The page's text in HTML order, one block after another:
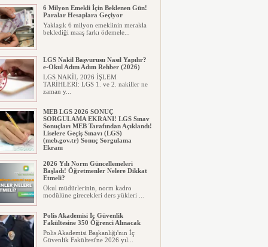
6 Milyon Emekli İçin Beklenen Gün!
Paralar Hesaplara Geçiyor
Yaklaşık 6 milyon emeklinin merakla
beklediği maaş farkı ödemele...
LGS Nakil Başvurusu Nasıl Yapılır?
e-Okul Adım Adım Rehber (2026)
LGS NAKİL 2026 İŞLEM
TARİHLERİ: LGS 1. ve 2. nakiller ne
zaman y...
MEB LGS 2026 SONUÇ
SORGULAMA EKRANI! LGS Sınav
Sonuçları MEB Tarafından Açıklandı!
Liselere Geçiş Sınavı (LGS)
(meb.gov.tr) Sonuç Sorgulama
Ekranı
Milyonlarca öğrenci için ...
2026 Yılı Norm Güncellemeleri
Başladı! Öğretmenler Nelere Dikkat
Etmeli?
Okul müdürlerinin, norm kadro
modülüne girecekleri ders yükleri ...
Polis Akademisi İç Güvenlik
Fakültesine 350 Öğrenci Alınacak
Polis Akademisi Başkanlığı'nın İç
Güvenlik Fakültesi'ne 2026 yıl...